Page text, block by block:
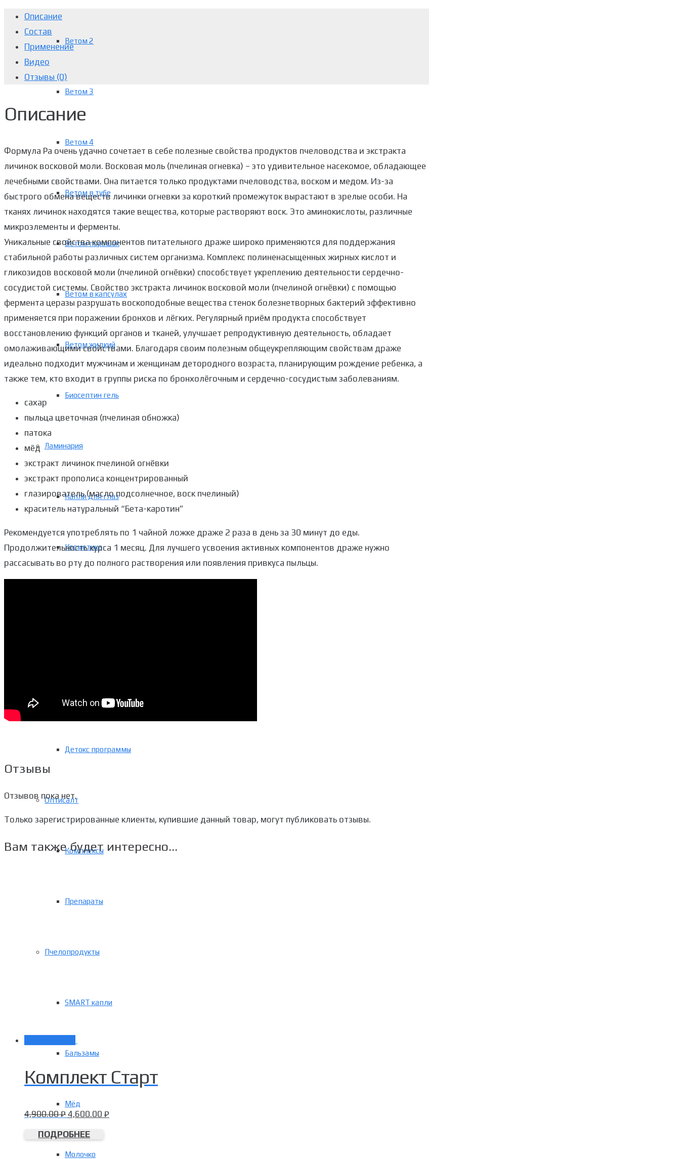
Ветом 2
Ветом 3
Ветом 4
Ветом в тубе
Ветом порошок
Ветом в капсулах
Ветом жидкий
Биосептин гель
Ламинария
Капли для глаз
Косметика
Фитокомплексы
Детокс программы
Оптисалт
Комплексы
Препараты
Пчелопродукты
SMART капли
Бальзамы
Мёд
Молочко
Описание
Состав
Применение
Видео
Отзывы (0)
Описание
Формула Ра очень удачно сочетает в себе полезные свойства продуктов пчеловодства и экстракта
личинок восковой моли. Восковая моль (пчелиная огневка) – это удивительное насекомое, обладающее
лечебными свойствами. Она питается только продуктами пчеловодства, воском и медом. Из-за
быстрого обмена веществ личинки огневки за короткий промежуток вырастают в зрелые особи. На
тканях личинок находятся такие вещества, которые растворяют воск. Это аминокислоты, различные
микроэлементы и ферменты.
Уникальные свойства компонентов питательного драже широко применяются для поддержания
стабильной работы различных систем организма. Комплекс полиненасыщенных жирных кислот и
гликозидов восковой моли (пчелиной огнёвки) способствует укреплению деятельности сердечно-
сосудистой системы. Свойство экстракта личинок восковой моли (пчелиной огнёвки) с помощью
фермента церазы разрушать воскоподобные вещества стенок болезнетворных бактерий эффективно
применяется при поражении бронхов и лёгких. Регулярный приём продукта способствует
восстановлению функций органов и тканей, улучшает репродуктивную деятельность, обладает
омолаживающими свойствами. Благодаря своим полезным общеукрепляющим свойствам драже
идеально подходит мужчинам и женщинам детородного возраста, планирующим рождение ребенка, а
также тем, кто входит в группы риска по бронхолёгочным и сердечно-сосудистым заболеваниям.
сахар
пыльца цветочная (пчелиная обножка)
патока
мёд
экстракт личинок пчелиной огнёвки
экстракт прополиса концентрированный
глазирователь (масло подсолнечное, воск пчелиный)
краситель натуральный “Бета-каротин”
Рекомендуется употреблять по 1 чайной ложке драже 2 раза в день за 30 минут до еды.
Продолжительность курса 1 месяц. Для лучшего усвоения активных компонентов драже нужно
рассасывать во рту до полного растворения или появления привкуса пыльцы.
Отзывы
Отзывов пока нет.
Только зарегистрированные клиенты, купившие данный товар, могут публиковать отзывы.
Вам также будет интересно…
Комплект Старт
4,900.00₽ 4,600.00 ₽
ПОДРОБНЕЕ